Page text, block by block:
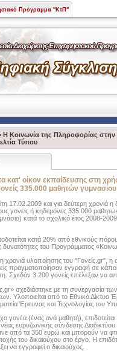
Πρόγραμμα "ΚτΠ"
Η Κοινωνία της Πληροφορίας
Τύπου
κατ' οίκον εκπαίδευσης στη
335.000 μαθητών γυμνασίου
17.02.2009 και για δεύτερη χρονιά
γονείς ή κηδεμόνες 335.000
κατά το σχολικό έτος 2008-
κατά 20% από εθνικούς
δυνατότητες του Προγράμματος
υλοποίησης του "Γονείς.gr", η
πραγματοποίησαν εγγραφή σε
Σχεδόν 3.200 γονείς επέλεξαν να
σχεδιάστηκε με τη συνεργασία
Υλοποιείται από το Εθνικό
Έρευνας και Τεχνολογίας του
γονέα (ένας ανά μαθητή),
ευρυζωνικής σύνδεσης
από τα 350 ευρώ και μπορούν να
του δικαιούχου στο έργο. Η
να εγγραφεί ο δικαιούχος.